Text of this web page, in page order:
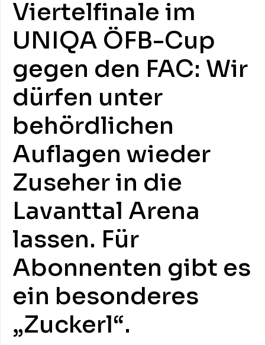
Viertelfinale im
UNIQA ÖFB-Cup
gegen den FAC: Wir
dürfen unter
behördlichen
Auflagen wieder
Zuseher in die
Lavanttal Arena
lassen. Für
Abonnenten gibt es
ein besonderes
„Zuckerl“.